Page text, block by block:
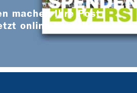
machen Ihre Post
online bestellen